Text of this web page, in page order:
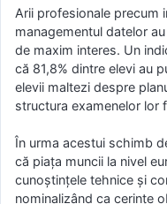
Arii profesionale precum
managementul datelor
de maxim interes. Un
că 81,8% dintre elevi au
elevii maltezi despre
structura examenelor lor
În urma acestui schimb
că piața muncii la nivel
cunoștințele tehnice și
nominalizând ca cerințe